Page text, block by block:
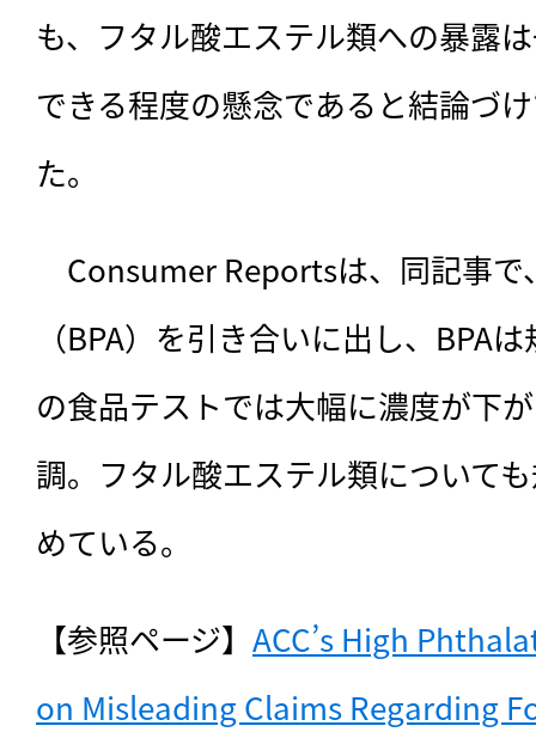
も、フタル酸エステル類への暴露
できる程度の懸念であると結論づ
た。
Consumer Reportsは、同記事で
（BPA）を引き合いに出し、BPA
の食品テストでは大幅に濃度が下
調。フタル酸エステル類について
めている。
【参照ページ】 ACC’s High
on Misleading Claims Regarding